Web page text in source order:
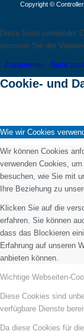
Copyright ©
Diese Seite verwendet
stimmen Sie der
Zustimmen Nicht
Cookie- und
Wie wir Cookies
Wir können Cookies
verwenden Cookies,
besuchen, wie Sie mit
Ihre Beziehung zu
Klicken Sie auf die
erfahren. Sie können
dass das Blockieren
Erfahrung auf unseren
anbieten können.
Wichtige Webseiten-
Diese Cookies sind
verfügbare Dienste
Da diese Cookies für